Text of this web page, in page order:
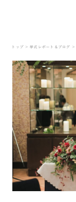
トップ ＞ 挙式レポート＆ブログ ＞